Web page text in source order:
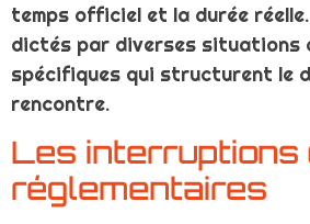
temps officiel et la durée
dictés par diverses situations
spécifiques qui structurent le
rencontre.
Les interruptions
réglementaires